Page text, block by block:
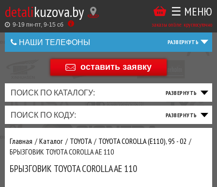
detalikuzova.by
9-19 пн-пт, 9-15 cб заказы online: круглосуточно
☰ МЕНЮ
НАШИ ТЕЛЕФОНЫ
+375 44 586 05 44
оставить заявку
ПОИСК ПО КАТАЛОГУ:
ПОИСК ПО КОДУ:
Главная Каталог TOYOTA
TOYOTA COROLLA (E110), 95 - 02
БРЫЗГОВИК TOYOTA COROLLA AE 110
БРЫЗГОВИК TOYOTA COROLLA AE 110
Оставить
Оценить
товар
Купить
в
1
Беларусь
+375
+375
ТАКЖЕ
ВЫ
МОЖЕТЕ
У
ЗАКАЗАТЬ
ТО
ФИЛЬТРА
ТОРМОЗНАЯ
СИСТЕМА
ПОДВЕСКА
РУЛЕВОЕ
ТРАНСМИССИЯ
ПРИВОД
ДВИГАТЕЛЬ
ВЫХЛОП
ЭЛЕКТРИКА
ОСВЕЩЕНИЕ
ДОБАВИВ
МАСЛАИ ДРУГИЕ